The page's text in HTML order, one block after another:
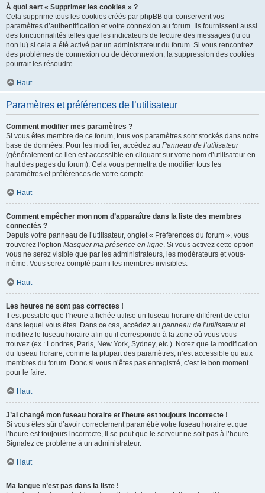
À quoi sert « Supprimer les cookies » ?
Cela supprime tous les cookies créés par phpBB qui conservent vos
paramètres d’authentification et votre connexion au forum. Ils fournissent aussi
des fonctionnalités telles que les indicateurs de lecture des messages (lu ou
non lu) si cela a été activé par un administrateur du forum. Si vous rencontrez
des problèmes de connexion ou de déconnexion, la suppression des cookies
pourrait les résoudre.
Haut
Paramètres et préférences de l’utilisateur
Comment modifier mes paramètres ?
Si vous êtes membre de ce forum, tous vos paramètres sont stockés dans notre
base de données. Pour les modifier, accédez au Panneau de l’utilisateur
(généralement ce lien est accessible en cliquant sur votre nom d’utilisateur en
haut des pages du forum). Cela vous permettra de modifier tous les
paramètres et préférences de votre compte.
Haut
Comment empêcher mon nom d’apparaître dans la liste des membres
connectés ?
Depuis votre panneau de l’utilisateur, onglet « Préférences du forum », vous
trouverez l’option Masquer ma présence en ligne. Si vous activez cette option
vous ne serez visible que par les administrateurs, les modérateurs et vous-
même. Vous serez compté parmi les membres invisibles.
Haut
Les heures ne sont pas correctes !
Il est possible que l’heure affichée utilise un fuseau horaire différent de celui
dans lequel vous êtes. Dans ce cas, accédez au panneau de l’utilisateuret
modifiez le fuseau horaire afin qu’il corresponde à la zone où vous vous
trouvez (ex : Londres, Paris, New York, Sydney, etc.). Notez que la modification
du fuseau horaire, comme la plupart des paramètres, n’est accessible qu’aux
membres du forum. Donc si vous n’êtes pas enregistré, c’est le bon moment
pour le faire.
Haut
J’ai changé mon fuseau horaire et l’heure est toujours incorrecte !
Si vous êtes sûr d’avoir correctement paramétré votre fuseau horaire et que
l’heure est toujours incorrecte, il se peut que le serveur ne soit pas à l’heure.
Signalez ce problème à un administrateur.
Haut
Ma langue n’est pas dans la liste !